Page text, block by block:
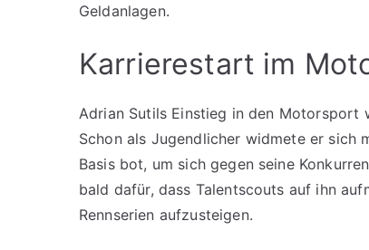
Geldanlagen.
Karrierestart im
Adrian Sutils Einstieg in den Motorsport
Schon als Jugendlicher widmete er
Basis bot, um sich gegen seine
bald dafür, dass Talentscouts auf ihn
Rennserien aufzusteigen.